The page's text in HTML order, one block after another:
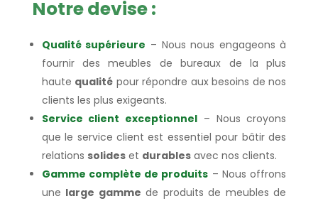
Notre devise :
Qualité supérieure – Nous nous engageons à
fournir des meubles de bureaux de la plus
haute qualité pour répondre aux besoins de nos
clients les plus exigeants.
Service client exceptionnel – Nous croyons
que le service client est essentiel pour bâtir des
relations solides et durables avec nos clients.
Gamme complète de produits – Nous offrons
une large gamme de produits de meubles de